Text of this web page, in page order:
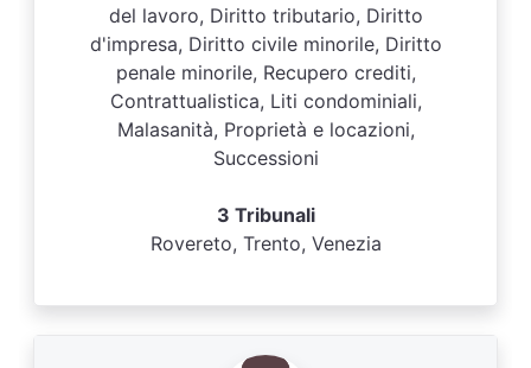
del lavoro, Diritto tributario, Diritto
d'impresa, Diritto civile minorile, Diritto
penale minorile, Recupero crediti,
Contrattualistica, Liti condominiali,
Malasanità, Proprietà e locazioni,
Successioni
3 Tribunali
Rovereto, Trento, Venezia